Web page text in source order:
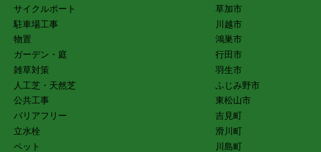
サイクルポート
駐車場工事
物置
ガーデン・庭
雑草対策
人工芝・天然芝
公共工事
バリアフリー
立水栓
ペット
草加市
川越市
鴻巣市
行田市
羽生市
ふじみ野市
東松山市
吉見町
滑川町
川島町